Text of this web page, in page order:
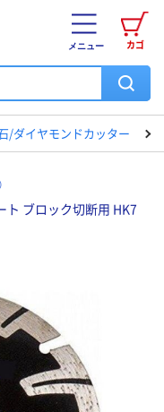
カゴ
メニュー
/ダイヤモンドカッター
ト ブロック切断用 HK7